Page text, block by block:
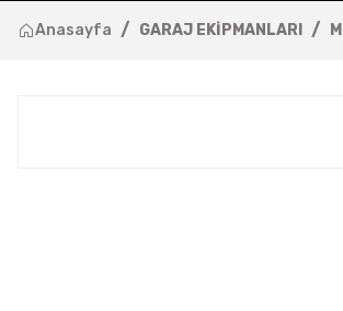
Anasayfa GARAJ EKİPMANLARI